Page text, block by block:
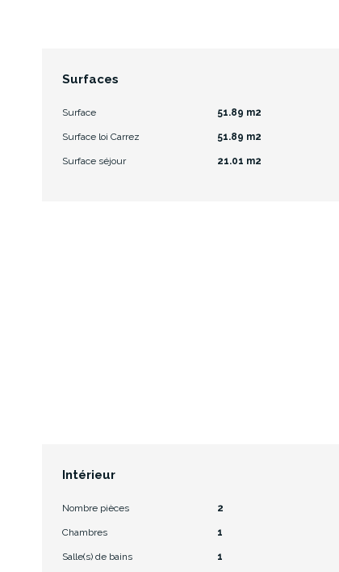
Surfaces
Surface 51.89 m2
Surface loi Carrez 51.89 m2
Surface séjour 21.01 m2
Intérieur
Nombre pièces 2
Chambres 1
Salle(s) de bains 1